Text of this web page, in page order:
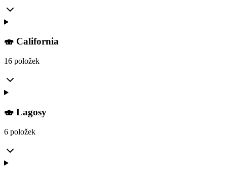
🍣 California
16 položek
🍣 Lagosy
6 položek